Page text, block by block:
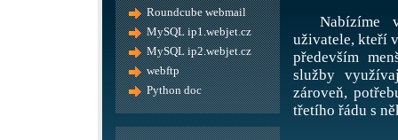
Nabízíme
uživatele, kteří
především
služby
zároveň,
třetího řádu s
Roundcube webmail
MySQL ip1.webjet.cz
MySQL ip2.webjet.cz
webftp
Python doc